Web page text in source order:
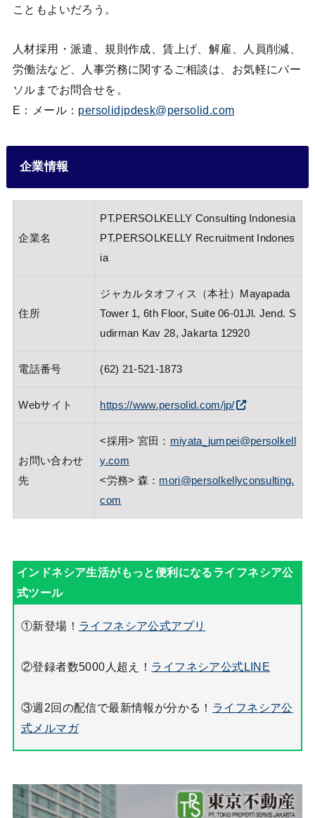
こともよいだろう。
人材採用・派遣、規則作成、賃上げ、解雇、人員削減、
労働法など、人事労務に関するご相談は、お気軽にパー
ソルまでお問合せを。
E：メール： persolidjpdesk@persolid.com
企業情報
企業名
PT.PERSOLKELLY Consulting Indonesia
PT.PERSOLKELLY Recruitment Indones
ia
住所
ジャカルタオフィス（本社）Mayapada
Tower 1, 6th Floor, Suite 06-01Jl. Jend. S
udirman Kav 28, Jakarta 12920
電話番号 (62) 21-521-1873
Webサイト https://www.persolid.com/jp/
お問い合わせ
先
<採用> 宮田： miyata_jumpei@persolkell
y.com
<労務> 森： mori@persolkellyconsulting.
com
①新登場！ ライフネシア公式アプリ
②登録者数5000人超え！ ライフネシア公式LINE
③週2回の配信で最新情報が分かる！ ライフネシア公
式メルマガ